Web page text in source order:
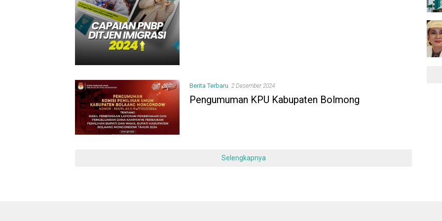
Berita Terbaru 2 Desember 2024
Pengumuman KPU Kabupaten Bolmong
Selengkapnya